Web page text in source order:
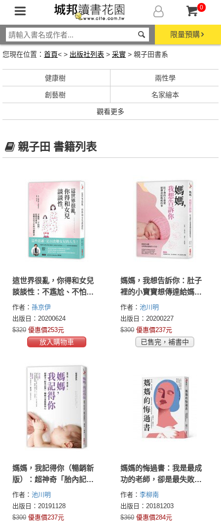
0
限量預購
您現在位置： 首頁< > 出版社列表 > 采實 > 親子田書系
健康樹 兩性學
創藝樹 名家繪本
觀看更多
親子田 書籍列表
這世界很亂，你得和女兒
談談性：不尷尬、不怕
問，性教育專家改變女兒
人生的50個對話
作者： 孫京伊
出版日：20200624
$320 優惠價253元
放入購物車
媽媽，我想告訴你：肚子
裡的小寶寶想傳達給媽媽
的事
作者： 池川明
出版日：20200227
$300 優惠價237元
已售完，補書中
媽媽，我記得你（暢銷新
版）：超神奇「胎內記
憶」，觸動百萬媽媽的心
作者： 池川明
出版日：20191128
$300 優惠價237元
媽媽的悔過書：我是最成
功的老師，卻是最失敗的
母親，一位校長媽媽沉痛
的真實自白。
作者： 李柳南
出版日：20181203
$360 優惠價284元